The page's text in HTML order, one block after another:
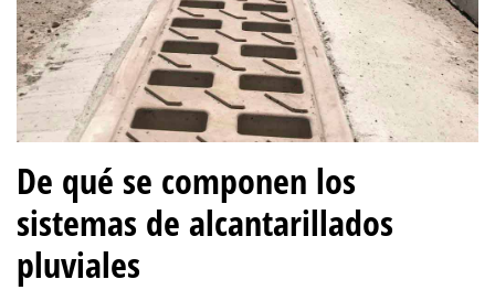
De qué se componen los
sistemas de alcantarillados
pluviales